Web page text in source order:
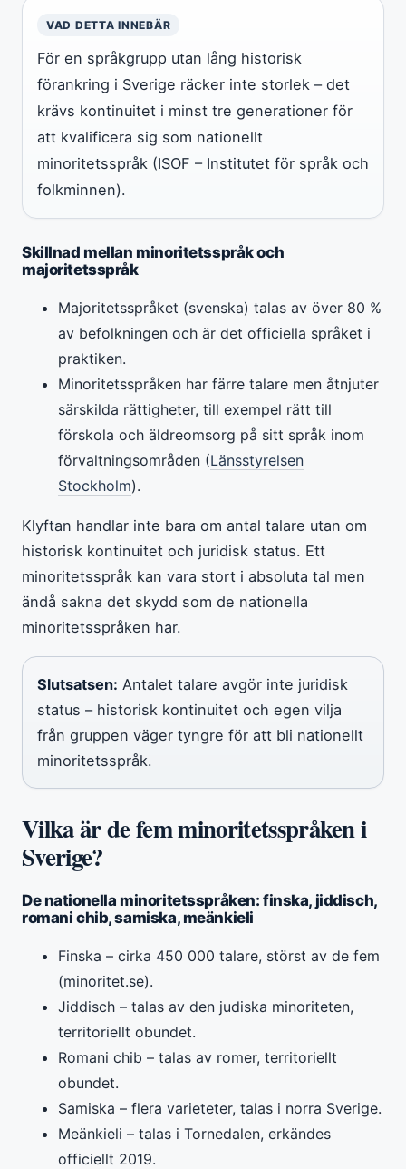
VAD DETTA INNEBÄR
För en språkgrupp utan lång historisk
förankring i Sverige räcker inte storlek – det
krävs kontinuitet i minst tre generationer för
att kvalificera sig som nationellt
minoritetsspråk (ISOF – Institutet för språk och
folkminnen).
Skillnad mellan minoritetsspråk och
majoritetsspråk
Majoritetsspråket (svenska) talas av över 80 %
av befolkningen och är det officiella språket i
praktiken.
Minoritetsspråken har färre talare men åtnjuter
särskilda rättigheter, till exempel rätt till
förskola och äldreomsorg på sitt språk inom
förvaltningsområden (Länsstyrelsen
Stockholm).
Klyftan handlar inte bara om antal talare utan om
historisk kontinuitet och juridisk status. Ett
minoritetsspråk kan vara stort i absoluta tal men
ändå sakna det skydd som de nationella
minoritetsspråken har.
Slutsatsen: Antalet talare avgör inte juridisk
status – historisk kontinuitet och egen vilja
från gruppen väger tyngre för att bli nationellt
minoritetsspråk.
Vilka är de fem minoritetsspråken i
Sverige?
De nationella minoritetsspråken: finska, jiddisch,
romani chib, samiska, meänkieli
Finska – cirka 450 000 talare, störst av de fem
(minoritet.se).
Jiddisch – talas av den judiska minoriteten,
territoriellt obundet.
Romani chib – talas av romer, territoriellt
obundet.
Samiska – flera varieteter, talas i norra Sverige.
Meänkieli – talas i Tornedalen, erkändes
officiellt 2019.